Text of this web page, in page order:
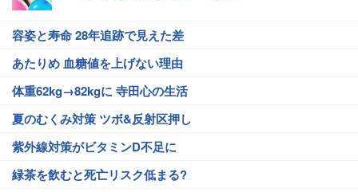
容姿と寿命 28年追跡で見えた差
あたりめ 血糖値を上げない理由
体重62kg→82kgに 寺田心の生活
夏のむくみ対策 ツボ&反射区押し
紫外線対策がビタミンD不足に
緑茶を飲むと死亡リスク低まる?